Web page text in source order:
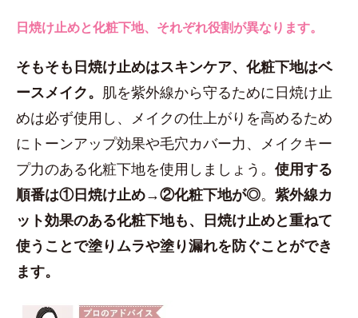
日焼け止めと化粧下地、それぞれ役割が異なります。
そもそも日焼け止めはスキンケア、化粧下地はベ
ースメイク。 肌を紫外線から守るために日焼け止
めは必ず使用し、メイクの仕上がりを高めるため
にトーンアップ効果や毛穴カバー力、メイクキー
プ力のある化粧下地を使用しましょう。 使用する
順番は①日焼け止め→②化粧下地が◎。 紫外線カ
ット効果のある化粧下地も、日焼け止めと重ねて
使うことで塗りムラや塗り漏れを防ぐことができ
ます。